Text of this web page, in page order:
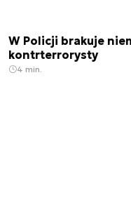
W Policji brakuje
kontrterrorysty
4 min.